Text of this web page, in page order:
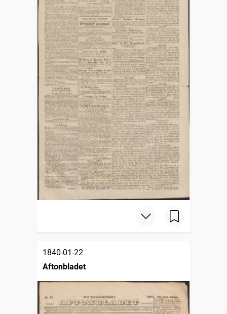
1840-01-22
Aftonbladet